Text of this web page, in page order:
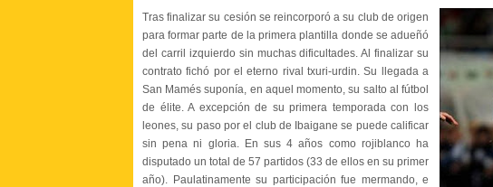
Tras finalizar su cesión se reincorporó a su club de origen
para formar parte de la primera plantilla donde se adueñó
del carril izquierdo sin muchas dificultades. Al finalizar su
contrato fichó por el eterno rival txuri-urdin. Su llegada a
San Mamés suponía, en aquel momento, su salto al fútbol
de élite. A excepción de su primera temporada con los
leones, su paso por el club de Ibaigane se puede calificar
sin pena ni gloria. En sus 4 años como rojiblanco ha
disputado un total de 57 partidos (33 de ellos en su primer
año). Paulatinamente su participación fue mermando, e